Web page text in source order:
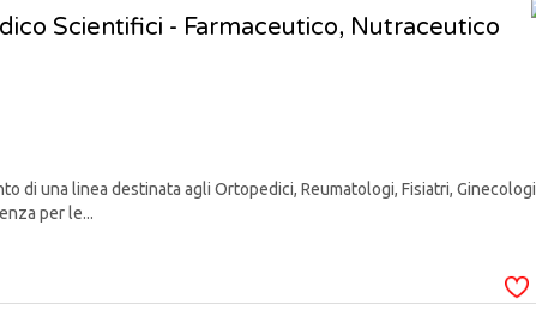
Scientifici - Farmaceutico, Nutraceutico
di una linea destinata agli Ortopedici, Reumatologi, Fisiatri,
per le...